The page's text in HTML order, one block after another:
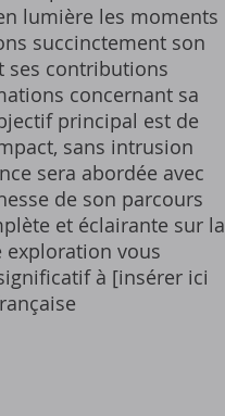
lumière les moments
succinctement son
ses contributions
concernant sa
principal est de
sans intrusion
sera abordée avec
de son parcours
et éclairante sur la
exploration vous
à [insérer ici